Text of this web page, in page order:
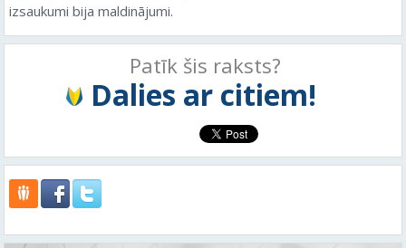
izsaukumi bija maldinājumi.
Patīk šis raksts?
Dalies ar citiem!